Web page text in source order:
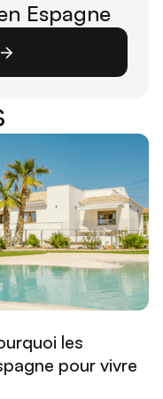
Espagne
les
pour vivre